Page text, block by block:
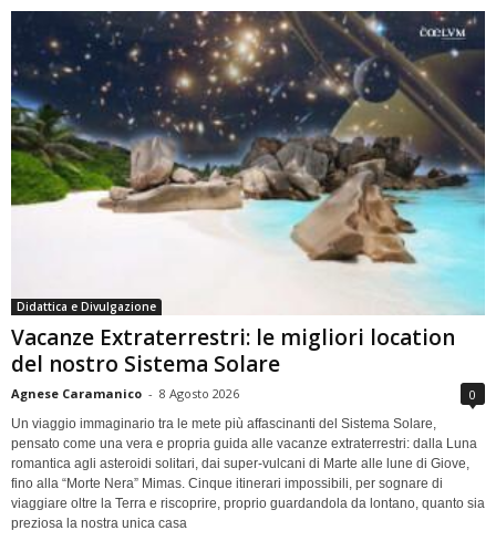
Didattica e Divulgazione
Vacanze Extraterrestri: le migliori location
del nostro Sistema Solare
Agnese Caramanico - 8 Agosto 2026 0
Un viaggio immaginario tra le mete più affascinanti del Sistema Solare,
pensato come una vera e propria guida alle vacanze extraterrestri: dalla Luna
romantica agli asteroidi solitari, dai super-vulcani di Marte alle lune di Giove,
fino alla “Morte Nera” Mimas. Cinque itinerari impossibili, per sognare di
viaggiare oltre la Terra e riscoprire, proprio guardandola da lontano, quanto sia
preziosa la nostra unica casa